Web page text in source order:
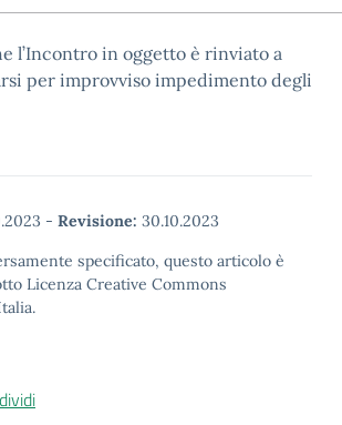
l’Incontro in oggetto è rinviato a
per improvviso impedimento degli
- Revisione: 30.10.2023
specificato, questo articolo è
Licenza Creative Commons